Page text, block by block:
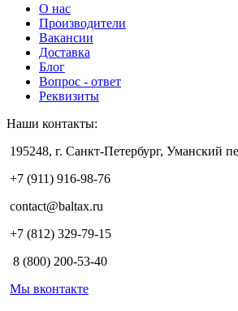
О нас
Производители
Вакансии
Доставка
Блог
Вопрос - ответ
Реквизиты
Наши контакты:
195248, г. Санкт-Петербург, Уманский
+7 (911) 916-98-76
contact@baltax.ru
+7 (812) 329-79-15
8 (800) 200-53-40
Мы вконтакте